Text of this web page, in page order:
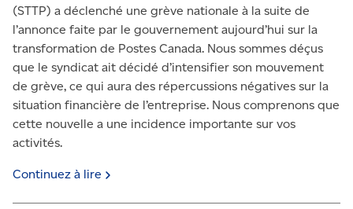
(STTP) a déclenché une grève nationale à la suite de
l’annonce faite par le gouvernement aujourd’hui sur la
transformation de Postes Canada. Nous sommes déçus
que le syndicat ait décidé d’intensifier son mouvement
de grève, ce qui aura des répercussions négatives sur la
situation financière de l’entreprise. Nous comprenons que
cette nouvelle a une incidence importante sur vos
activités.
Continuez à lire